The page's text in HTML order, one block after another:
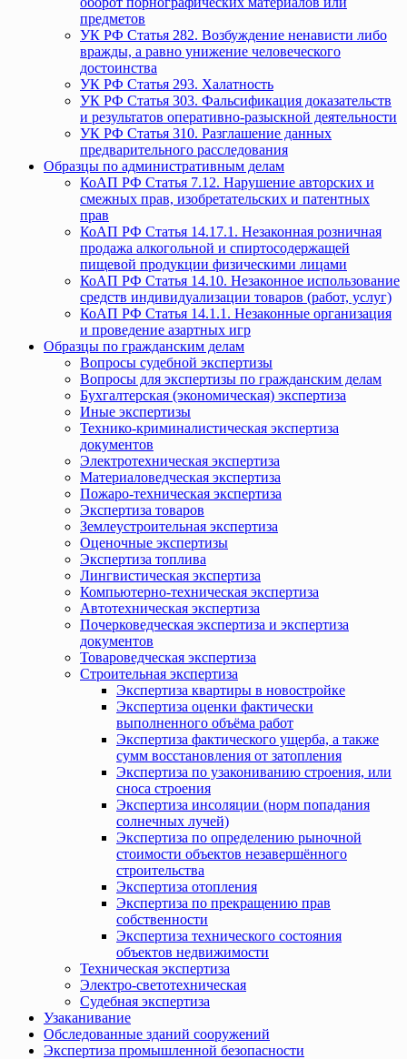
предметов
УК РФ Статья 282. Возбуждение ненависти либо
вражды, а равно унижение человеческого
достоинства
УК РФ Статья 293. Халатность
УК РФ Статья 303. Фальсификация доказательств
и результатов оперативно-разыскной деятельности
УК РФ Статья 310. Разглашение данных
предварительного расследования
Образцы по административным делам
КоАП РФ Статья 7.12. Нарушение авторских и
смежных прав, изобретательских и патентных
прав
КоАП РФ Статья 14.17.1. Незаконная розничная
продажа алкогольной и спиртосодержащей
пищевой продукции физическими лицами
КоАП РФ Статья 14.10. Незаконное использование
средств индивидуализации товаров (работ, услуг)
КоАП РФ Статья 14.1.1. Незаконные организация
и проведение азартных игр
Образцы по гражданским делам
Вопросы судебной экспертизы
Вопросы для экспертизы по гражданским делам
Бухгалтерская (экономическая) экспертиза
Иные экспертизы
Технико-криминалистическая экспертиза
документов
Электротехническая экспертиза
Материаловедческая экспертиза
Пожаро-техническая экспертиза
Экспертиза товаров
Землеустроительная экспертиза
Оценочные экспертизы
Экспертиза топлива
Лингвистическая экспертиза
Компьютерно-техническая экспертиза
Автотехническая экспертиза
Почерковедческая экспертиза и экспертиза
документов
Товароведческая экспертиза
Строительная экспертиза
Экспертиза квартиры в новостройке
Экспертиза оценки фактически
выполненного объёма работ
Экспертиза фактического ущерба, а также
сумм восстановления от затопления
Экспертиза по узакониванию строения, или
сноса строения
Экспертиза инсоляции (норм попадания
солнечных лучей)
Экспертиза по определению рыночной
стоимости объектов незавершённого
строительства
Экспертиза отопления
Экспертиза по прекращению прав
собственности
Экспертиза технического состояния
объектов недвижимости
Техническая экспертиза
Электро-светотехническая
Судебная экспертиза
Узаканивание
Обследованные зданий сооружений
Экспертиза промышленной безопасности